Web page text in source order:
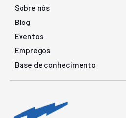
Sobre nós
Blog
Eventos
Empregos
Base de conhecimento